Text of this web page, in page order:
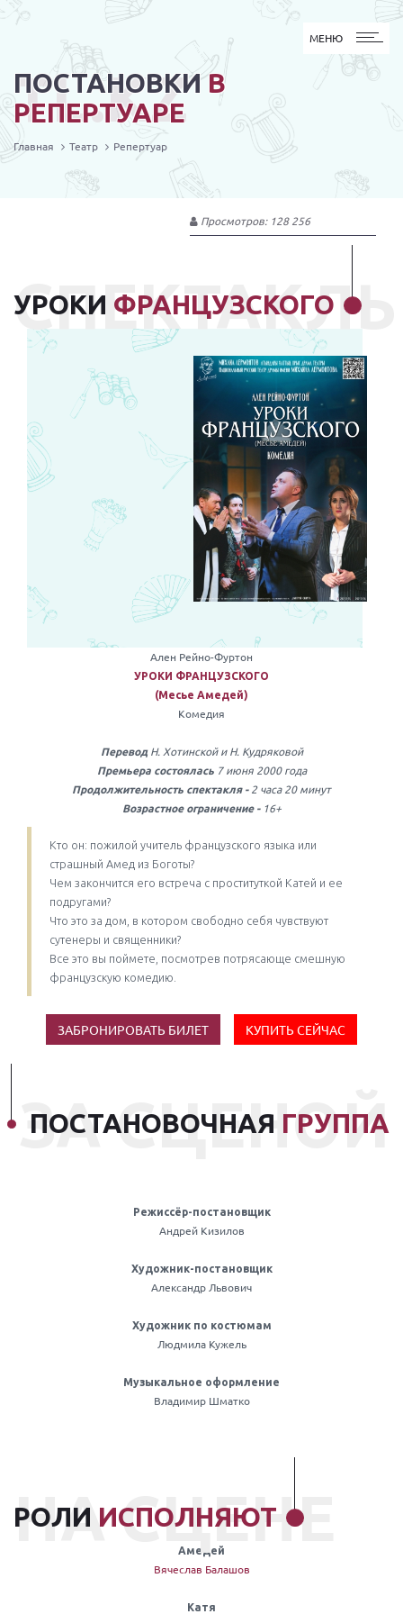
МЕНЮ
МЕНЮ
ПОСТАНОВКИВ
РЕПЕРТУАРЕ
TL.KZ
Главная Театр Репертуар
Просмотров: 128 256
УРОКИ ФРАНЦУЗСКОГО
СПЕКТАКЛЬ
Ален Рейно-Фуртон
УРОКИ ФРАНЦУЗСКОГО
(Месье Амедей)
Комедия
ПереводН. Хотинской и Н. Кудряковой
Премьера состоялась7 июня 2000 года
Продолжительность спектакля -2 часа 20 минут
Возрастное ограничение -16+
Кто он: пожилой учитель французского языка или
страшный Амед из Боготы?
Чем закончится его встреча с проституткой Катей и ее
подругами?
Что это за дом, в котором свободно себя чувствуют
сутенеры и священники?
Все это вы поймете, посмотрев потрясающе смешную
французскую комедию.
ЗАБРОНИРОВАТЬ БИЛЕТ КУПИТЬ СЕЙЧАС
ПОСТАНОВОЧНАЯ ГРУППА
ЗА СЦЕНОЙ
Режиссёр-постановщик
Андрей Кизилов
Художник-постановщик
Александр Львович
Художник по костюмам
Людмила Кужель
Музыкальное оформление
Владимир Шматко
РОЛИ ИСПОЛНЯЮТ
НА СЦЕНЕ
Амедей
Вячеслав Балашов
Катя